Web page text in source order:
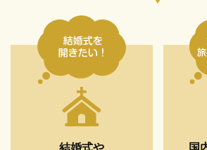
結婚式や
国